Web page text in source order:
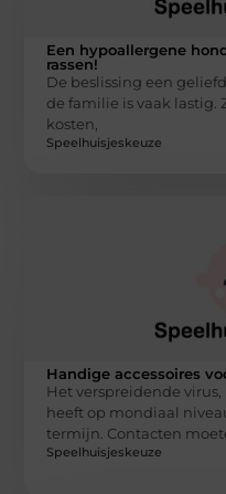
Een hypoallergene
rassen!
De beslissing een
de familie is vaak lastig.
kosten,
Speelhuisjeskeuze
Handige accessoires
Het verspreidende virus,
heeft op mondiaal
termijn. Contacten
Speelhuisjeskeuze